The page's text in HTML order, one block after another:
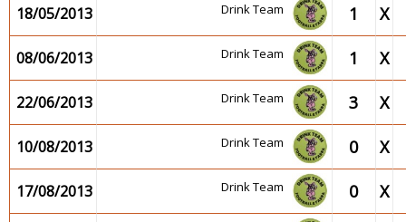
18/05/2013 Drink Team 1 X
08/06/2013 Drink Team 1 X
22/06/2013 Drink Team 3 X
10/08/2013 Drink Team 0 X
17/08/2013 Drink Team 0 X